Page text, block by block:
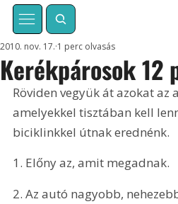
Kerékpárosok 12
2010. nov. 17. 1 perc olvasás
Röviden vegyük át azokat az
amelyekkel tisztában kell
biciklinkkel útnak erednénk.
1. Előny az, amit megadnak.
2. Az autó nagyobb,